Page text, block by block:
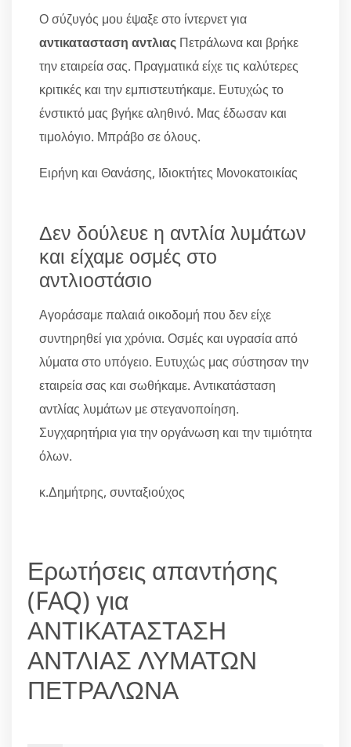
Ο σύζυγός μου έψαξε στο ίντερνετ για
αντικατασταση αντλιας Πετράλωνα και βρήκε
την εταιρεία σας. Πραγματικά είχε τις καλύτερες
κριτικές και την εμπιστευτήκαμε. Ευτυχώς το
ένστικτό μας βγήκε αληθινό. Μας έδωσαν και
τιμολόγιο. Μπράβο σε όλους.
Ειρήνη και Θανάσης, Ιδιοκτήτες Μονοκατοικίας
Δεν δούλευε η αντλία λυμάτων
και είχαμε οσμές στο
αντλιοστάσιο
Αγοράσαμε παλαιά οικοδομή που δεν είχε
συντηρηθεί για χρόνια. Οσμές και υγρασία από
λύματα στο υπόγειο. Ευτυχώς μας σύστησαν την
εταιρεία σας και σωθήκαμε. Αντικατάσταση
αντλίας λυμάτων με στεγανοποίηση.
Συγχαρητήρια για την οργάνωση και την τιμιότητα
όλων.
κ.Δημήτρης, συνταξιούχος
Ερωτήσεις απαντήσης
(FAQ) για
ΑΝΤΙΚΑΤΑΣΤΑΣΗ
ΑΝΤΛΙΑΣ ΛΥΜΑΤΩΝ
ΠΕΤΡΑΛΩΝΑ